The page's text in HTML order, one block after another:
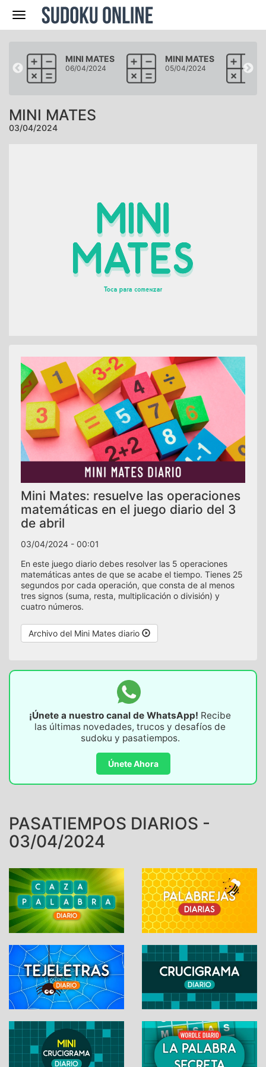
Navegación
MINI MATES
06/04/2024
MINI MATES
05/04/2024
MINI MATES
03/04/2024
Mini Mates: resuelve las operaciones
matemáticas en el juego diario del 3
de abril
03/04/2024 - 00:01
En este juego diario debes resolver las 5 operaciones
matemáticas antes de que se acabe el tiempo. Tienes 25
segundos por cada operación, que consta de al menos
tres signos (suma, resta, multiplicación o división) y
cuatro números.
Archivo del Mini Mates diario
¡Únete a nuestro canal de WhatsApp! Recibe
las últimas novedades, trucos y desafíos de
sudoku y pasatiempos.
Únete Ahora
PASATIEMPOS DIARIOS -
03/04/2024